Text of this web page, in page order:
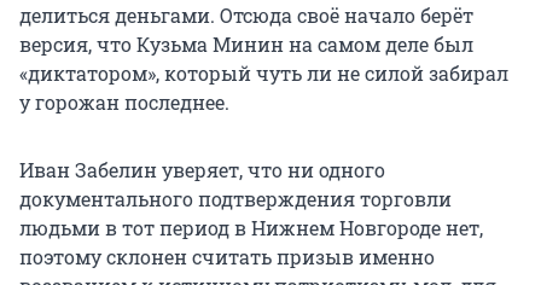
делиться деньгами. Отсюда своё начало берёт
версия, что Кузьма Минин на самом деле был
«диктатором», который чуть ли не силой забирал
у горожан последнее.
Иван Забелин уверяет, что ни одного
документального подтверждения торговли
людьми в тот период в Нижнем Новгороде нет,
поэтому склонен считать призыв именно